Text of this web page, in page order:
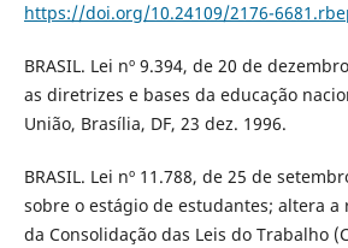
https://doi.org/10.24109/2176-
BRASIL. Lei nº 9.394, de 20 de
as diretrizes e bases da educação
União, Brasília, DF, 23 dez. 1996.
BRASIL. Lei nº 11.788, de 25 de
sobre o estágio de estudantes; altera a
da Consolidação das Leis do Trabalho